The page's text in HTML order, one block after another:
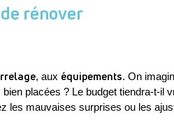
rénover
, aux équipements. On
placées ? Le budget tiendra-t-il
les mauvaises surprises ou les